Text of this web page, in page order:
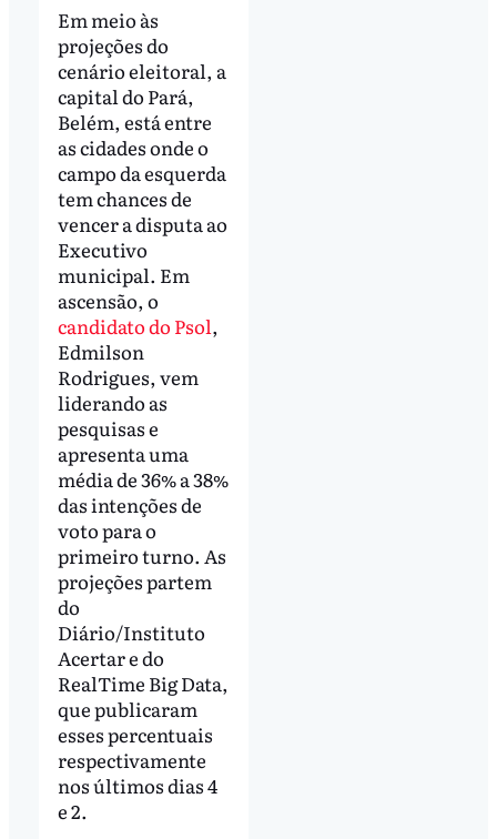
Em meio às
projeções do
cenário eleitoral, a
capital do Pará,
Belém, está entre
as cidades onde o
campo da esquerda
tem chances de
vencer a disputa ao
Executivo
municipal. Em
ascensão, o
candidato do Psol,
Edmilson
Rodrigues, vem
liderando as
pesquisas e
apresenta uma
média de 36% a 38%
das intenções de
voto para o
primeiro turno. As
projeções partem
do
Diário/Instituto
Acertar e do
RealTime Big Data,
que publicaram
esses percentuais
respectivamente
nos últimos dias 4
e 2.